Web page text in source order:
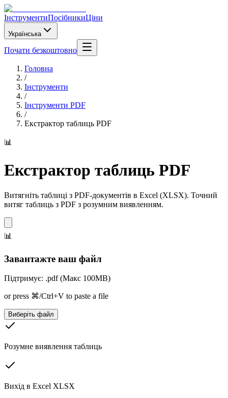
ІнструментиПосібникиЦіни
Українська
Почати безкоштовно
Головна
/
Інструменти
/
Інструменти PDF
/
Екстрактор таблиць PDF
📊
Екстрактор таблиць PDF
Витягніть таблиці з PDF-документів в Excel (XLSX). Точний
витяг таблиць з PDF з розумним виявленням.
📊
Завантажте ваш файл
Підтримує: .pdf (Макс 100MB)
or press ⌘/Ctrl+V to paste a file
Виберіть файл
Розумне виявлення таблиць
Вихід в Excel XLSX